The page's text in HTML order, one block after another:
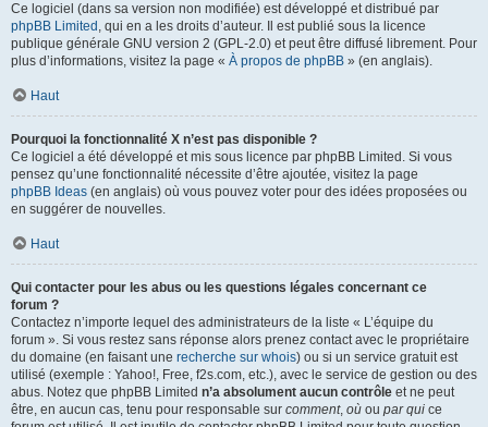
Ce logiciel (dans sa version non modifiée) est développé et distribué par
phpBB Limited , qui en a les droits d’auteur. Il est publié sous la licence
publique générale GNU version 2 (GPL-2.0) et peut être diffusé librement. Pour
plus d’informations, visitez la page « À propos de phpBB » (en anglais).
Haut
Pourquoi la fonctionnalité X n’est pas disponible ?
Ce logiciel a été développé et mis sous licence par phpBB Limited. Si vous
pensez qu’une fonctionnalité nécessite d’être ajoutée, visitez la page
phpBB Ideas (en anglais) où vous pouvez voter pour des idées proposées ou
en suggérer de nouvelles.
Haut
Qui contacter pour les abus ou les questions légales concernant ce
forum ?
Contactez n’importe lequel des administrateurs de la liste « L’équipe du
forum ». Si vous restez sans réponse alors prenez contact avec le propriétaire
du domaine (en faisant une recherche sur whois) ou si un service gratuit est
utilisé (exemple : Yahoo!, Free, f2s.com, etc.), avec le service de gestion ou des
abus. Notez que phpBB Limited n’a absolument aucun contrôle et ne peut
être, en aucun cas, tenu pour responsable sur comment, où ou par qui ce